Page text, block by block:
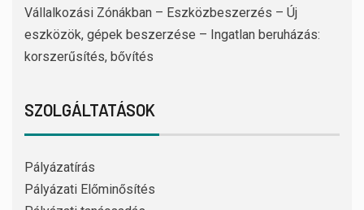
Vállalkozási Zónákban – Eszközbeszerzés – Új
eszközök, gépek beszerzése – Ingatlan beruházás:
korszerűsítés, bővítés
SZOLGÁLTATÁSOK
Pályázatírás
Pályázati Előminősítés